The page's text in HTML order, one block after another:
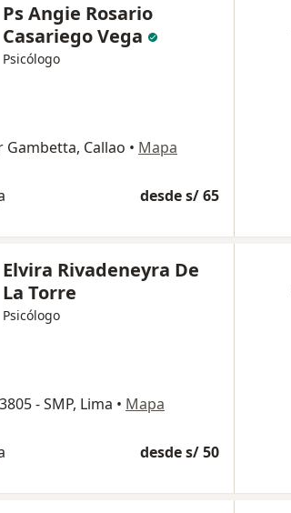
Ps Angie Rosario
Casariego Vega
Psicólogo
Callao • Mapa
desde s/ 65
Elvira Rivadeneyra De
La Torre
Psicólogo
- SMP, Lima • Mapa
desde s/ 50